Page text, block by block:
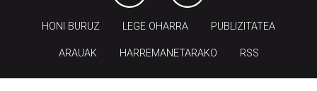
HONI BURUZ LEGE OHARRA PUBLIZITATEA
ARAUAK HARREMANETARAKO RSS